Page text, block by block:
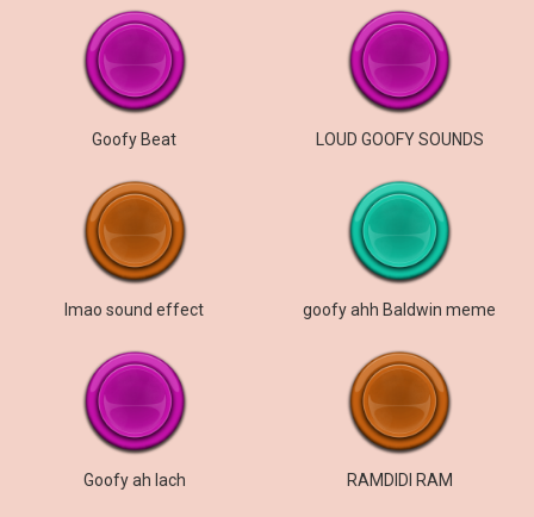
Goofy Beat LOUD GOOFY SOUNDS
lmao sound effect goofy ahh Baldwin meme
Goofy ah lach RAMDIDI RAM